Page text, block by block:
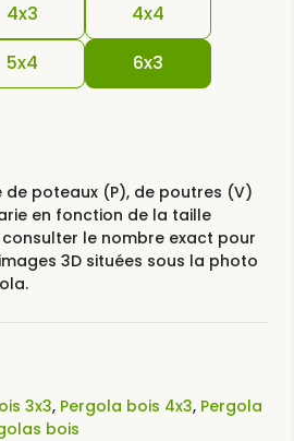
4x3
4x4
5x4
6x3
de poteaux (P), de poutres (V)
en fonction de la taille
consulter le nombre exact pour
3D situées sous la photo
3x3, Pergola bois 4x3, Pergola
bois